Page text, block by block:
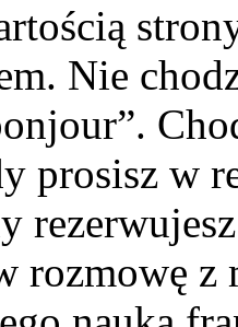
Nie
prosisz w
rozmowę